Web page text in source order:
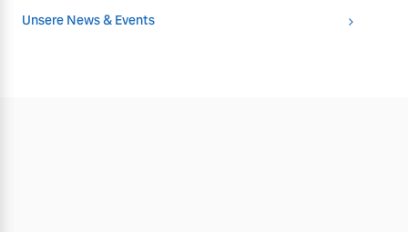
Unsere News & Events